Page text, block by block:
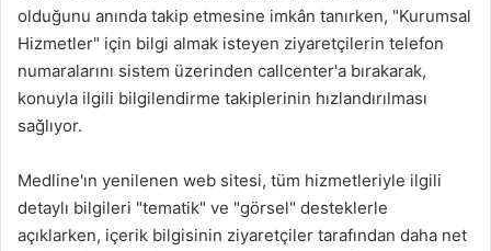
olduğunu anında takip etmesine imkân tanırken, "Kurumsal
Hizmetler" için bilgi almak isteyen ziyaretçilerin telefon
numaralarını sistem üzerinden callcenter'a bırakarak,
konuyla ilgili bilgilendirme takiplerinin hızlandırılması
sağlıyor.
Medline'ın yenilenen web sitesi, tüm hizmetleriyle ilgili
detaylı bilgileri "tematik" ve "görsel" desteklerle
açıklarken, içerik bilgisinin ziyaretçiler tarafından daha net